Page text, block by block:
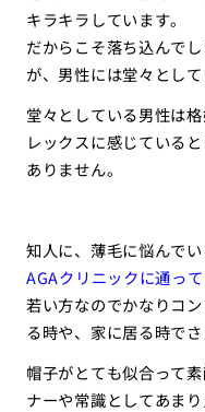
キラキラしています。
だからこそ落ち込んで
が、男性には堂々として
堂々としている男性は
レックスに感じている
ありません。
知人に、薄毛に悩んでい
AGAクリニックに通って
若い方なのでかなりコ
る時や、家に居る時で
帽子がとても似合って
ナーや常識としてあま